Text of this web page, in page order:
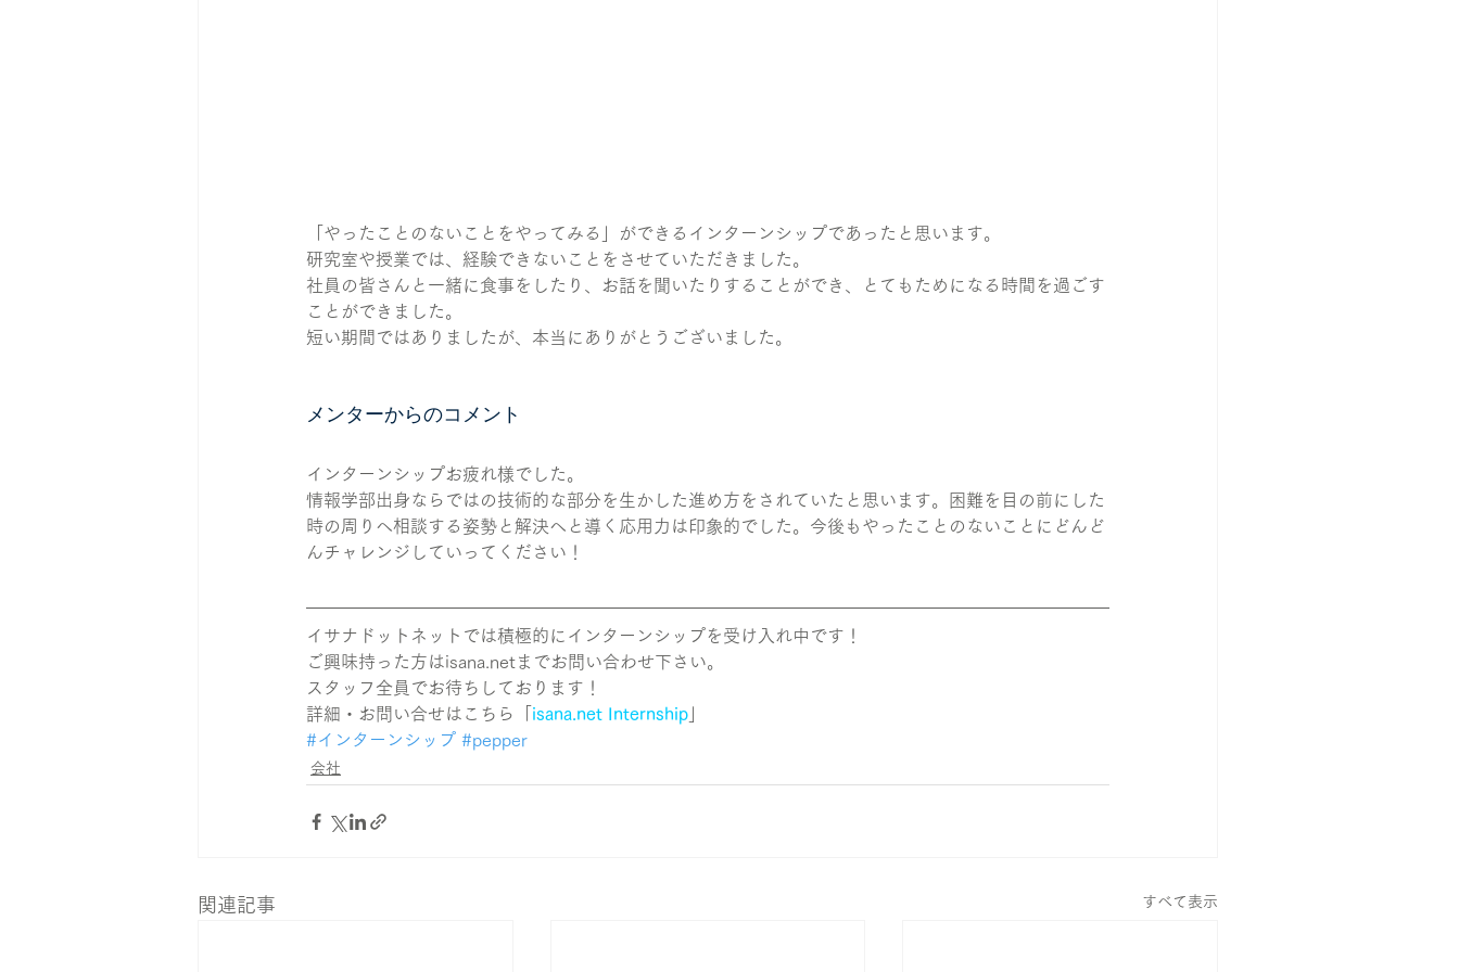
「やったことのないことをやってみる」ができるインターンシップであったと思います。
研究室や授業では、経験できないことをさせていただきました。
社員の皆さんと一緒に食事をしたり、お話を聞いたりすることができ、とてもためになる時間を過ごす
ことができました。
短い期間ではありましたが、本当にありがとうございました。
メンターからのコメント
インターンシップお疲れ様でした。
情報学部出身ならではの技術的な部分を生かした進め方をされていたと思います。困難を目の前にした
時の周りへ相談する姿勢と解決へと導く応用力は印象的でした。今後もやったことのないことにどんど
んチャレンジしていってください！
イサナドットネットでは積極的にインターンシップを受け入れ中です！
ご興味持った方はisana.netまでお問い合わせ下さい。
スタッフ全員でお待ちしております！
詳細・お問い合せはこちら「 isana.net Internship
#インターンシップ #pepper
会社
関連記事 すべて表示